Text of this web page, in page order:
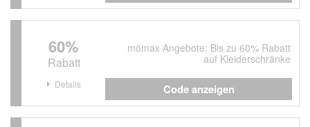
60%
Rabatt
mömax Angebote: Bis zu 60% Rabatt
auf Kleiderschränke
Details Code anzeigen